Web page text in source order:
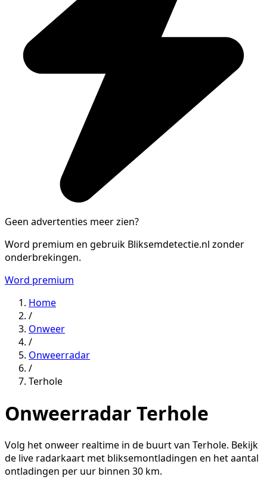
Geen advertenties meer zien?
Word premium en gebruik Bliksemdetectie.nl zonder
onderbrekingen.
Word premium
Home
/
Onweer
/
Onweerradar
/
Terhole
Onweerradar Terhole
Volg het onweer realtime in de buurt van Terhole. Bekijk
de live radarkaart met bliksemontladingen en het aantal
ontladingen per uur binnen 30 km.